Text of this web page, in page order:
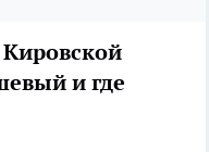
и где